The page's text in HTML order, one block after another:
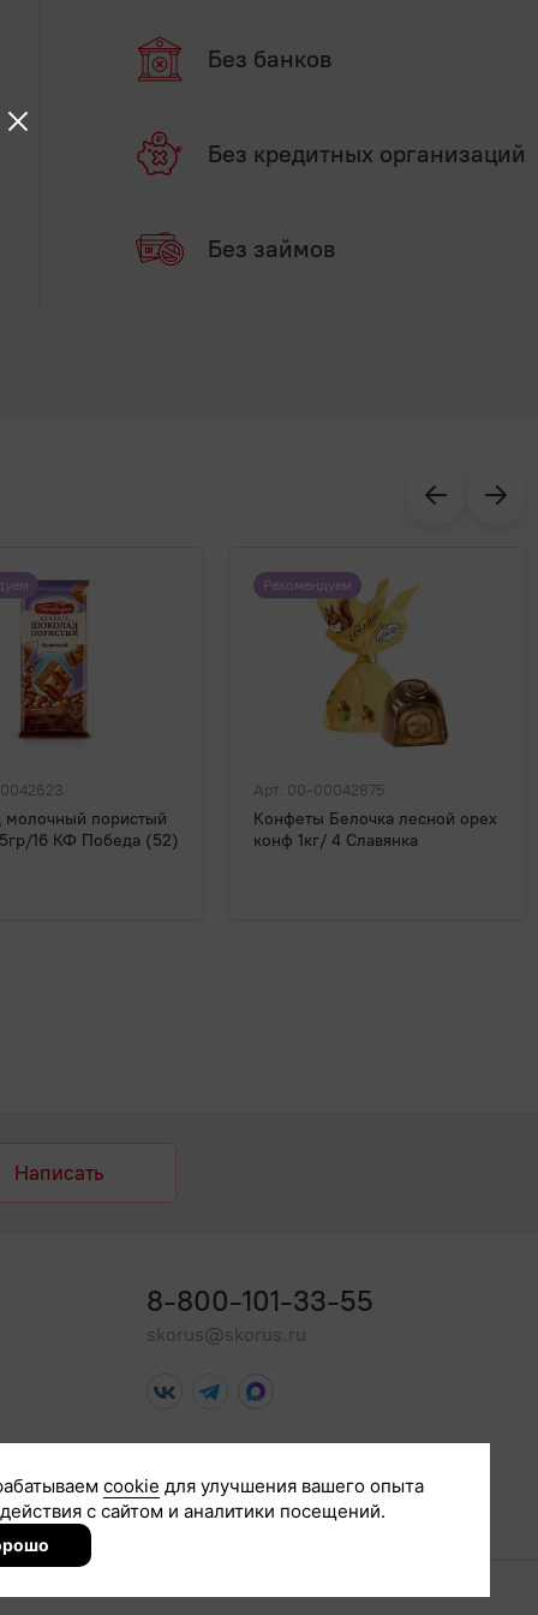
Без банков
Без кредитных организаций
Без займов
молочный пористый
16 КФ Победа (52)
Рекомендуем
Арт. 00-00042875
Конфеты Белочка лесной орех
конф 1кг/ 4 Славянка
Написать
8-800-101-33-55
skorus@skorus.ru